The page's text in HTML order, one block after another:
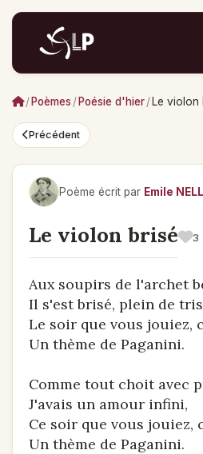
/ Poèmes / Poésie d'hier/ Le violon
Précédent
Poème écrit par Emile
Le violon brisé 3
Aux soupirs de l'archet
Il s'est brisé, plein de
Le soir que vous jouiez,
Un thème de Paganini.
Comme tout choit avec
J'avais un amour infini,
Ce soir que vous jouiez,
Un thème de Paganini.